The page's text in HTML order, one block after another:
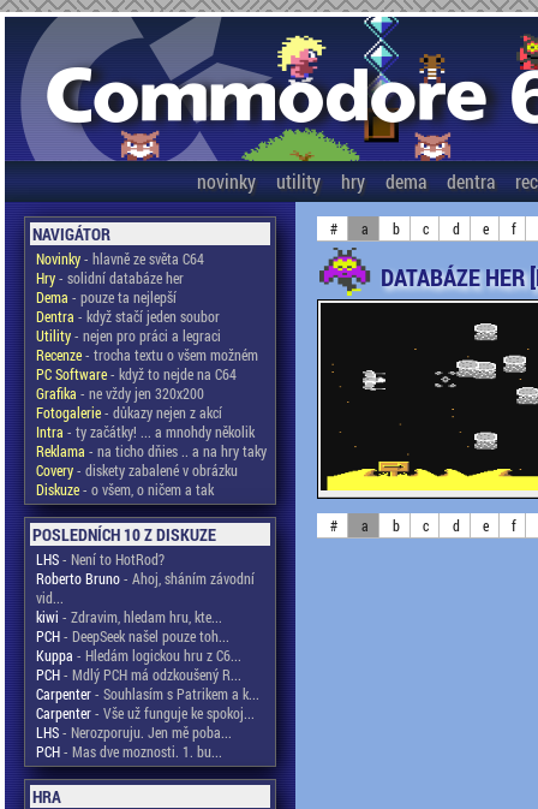
novinky utility hry dema dentra
NAVIGÁTOR
Novinky- hlavně ze světa C64
Hry- solidní databáze her
Dema - pouze ta nejlepší
Dentra - když stačí jeden soubor
Utility- nejen pro práci a legraci
Recenze- trocha textu o všem možném
PC Software- když to nejde na C64
Grafika - ne vždy jen 320x200
Fotogalerie- důkazy nejen z akcí
Intra - ty začátky! ... a mnohdy několik
Reklama - na ticho dňies .. a na hry taky
Covery- diskety zabalené v obrázku
Diskuze- o všem, o ničem a tak
POSLEDNÍCH 10 Z DISKUZE
LHS- Není to HotRod?
Roberto Bruno- Ahoj, sháním závodní
vid...
kiwi - Zdravim, hledam hru, kte...
PCH- DeepSeek našel pouze toh...
Kuppa - Hledám logickou hru z C6...
PCH- Mdlý PCH má odzkoušený R...
Carpenter- Souhlasím s Patrikem a k...
Carpenter- Vše už funguje ke spokoj...
LHS- Nerozporuju. Jen mě poba...
PCH- Mas dve moznosti. 1. bu...
HRA
# a b c d e f
DATABÁZE HER
# a b c d e f